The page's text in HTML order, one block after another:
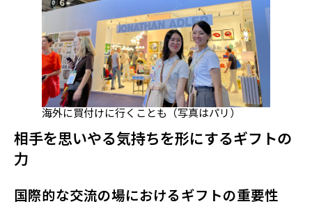
海外に買付けに行くことも（写真はパリ）
相手を思いやる気持ちを形にするギフトの
力
国際的な交流の場におけるギフトの重要性